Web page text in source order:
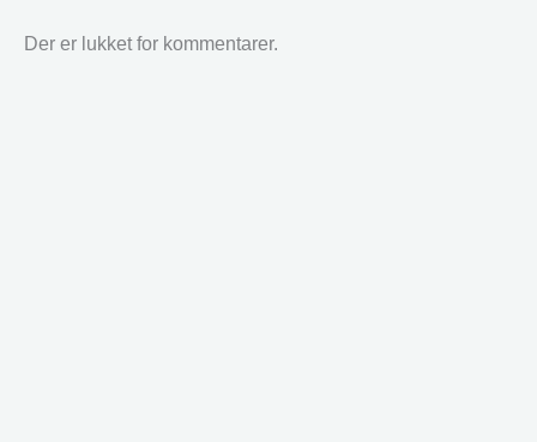
Der er lukket for kommentarer.